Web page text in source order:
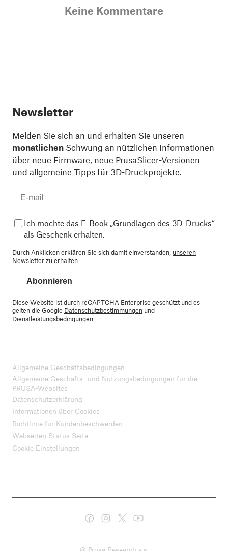
Keine Kommentare
Newsletter
Melden Sie sich an und erhalten Sie unseren
monatlichen Schwung an nützlichen Informationen
über neue Firmware, neue PrusaSlicer-Versionen
und allgemeine Tipps für 3D-Druckprojekte.
Ich möchte das E-Book „Grundlagen des 3D-Drucks“
als Geschenk erhalten.
Durch Anklicken erklären Sie sich damit einverstanden, unseren
Newsletter zu erhalten.
Abonnieren
Diese Website ist durch reCAPTCHA Enterprise geschützt und es
gelten die Google Datenschutzbestimmungen und
Dienstleistungsbedingungen
Allgemeine Geschäftsbedingungen
Allgemeine Geschäfts- und Nutzungsbedingungen für die
PRUSA-Websites
Datenschutzerklärung
Informationen über Cookies
Richtlinie für Kundenbeschwerden
Webseiten Status Seite
Cookie Einstellungen